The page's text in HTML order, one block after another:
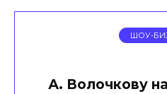
ШОУ-
А. Волочкову